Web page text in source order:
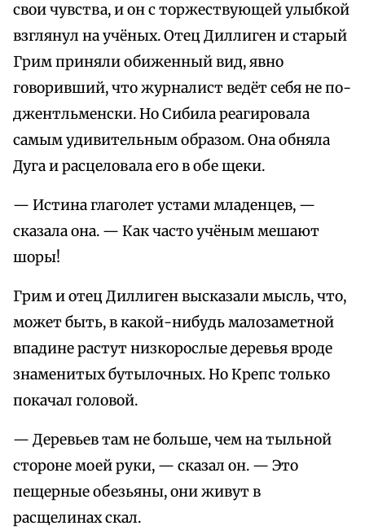
свои чувства, и он с торжествующей улыбкой
взглянул на учёных. Отец Диллиген и старый
Грим приняли обиженный вид, явно
говоривший, что журналист ведёт себя не по-
джентльменски. Но Сибила реагировала
самым удивительным образом. Она обняла
Дуга и расцеловала его в обе щеки.
— Истина глаголет устами младенцев, —
сказала она. — Как часто учёным мешают
шоры!
Грим и отец Диллиген высказали мысль, что,
может быть, в какой-нибудь малозаметной
впадине растут низкорослые деревья вроде
знаменитых бутылочных. Но Крепс только
покачал головой.
— Деревьев там не больше, чем на тыльной
стороне моей руки, — сказал он. — Это
пещерные обезьяны, они живут в
расщелинах скал.